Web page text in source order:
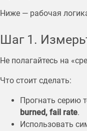
Ниже — рабочая
Шаг 1.
Не полагайтесь на
Что стоит сделать:
Прогнать серию
burned, fail rate.
Использовать